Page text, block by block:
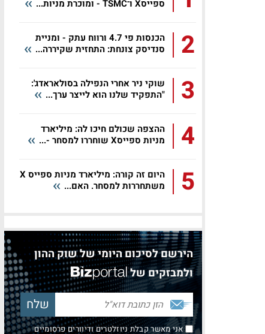
ספייסX ו־TSMC - ומוכרת מניות...
2
הכנסות פי 4.7 ורווח עתק - ומניית
סנדיסק צונחת: התחזית שקיררה...
3
שוקי ניר אחרי הנפילה בסולאראדג':
"התפקיד שלנו הוא לייצר ערך...
4
ההצפה שכולם חיכו לה: מיליארד
מניות ספייסX שוחררו למסחר -...
5
היום זה קורה: מיליארד מניות ספייס X
משתחררות למסחר. האם...
הירשם לסיכום היומי של שוק ההון
ולמבזקים של
אני מאשר קבלת ניוזלטרים ודיוורים פרסומיים